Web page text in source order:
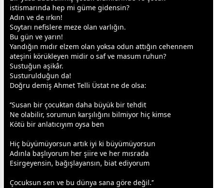
istismarında hep mi güme gidensin?
Adın ve de ırkın!
Soytarı nefislere meze olan varlığın.
Bu gün ve yarın!
Yandığın mıdır elzem olan yoksa odun attığın cehennem
ateşini körükleyen midir o saf ve masum ruhun?
Sustuğun aşikâr.
Susturulduğun da!
Doğru demiş Ahmet Telli Üstat ne de olsa:
‘’Susan bir çocuktan daha büyük bir tehdit
Ne olabilir, sorumun karşılığını bilmiyor hiç kimse
Kötü bir anlatıcıyım oysa ben
Hiç büyümüyorsun artık iyi ki büyümüyorsun
Adınla başlıyorum her şiire ve her mısrada
Esirgeyensin, bağışlayansın, biat ediyorum
Çocuksun sen ve bu dünya sana göre değil.’’